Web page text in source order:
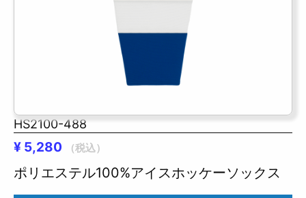
HS2100-488
¥ 5,280 （税込）
ポリエステル100%アイスホッケーソックス